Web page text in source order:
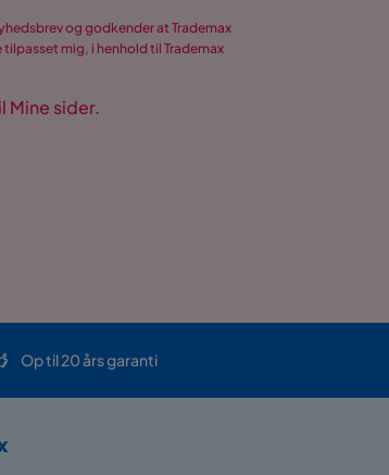
og godkender at Trademax
mig, i henhold til Trademax
Mine sider.
Op til 20 års garanti